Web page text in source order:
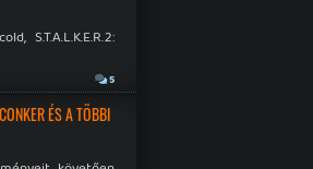
S.T.A.L.K.E.R.2:
5
ÉS A TÖBBI